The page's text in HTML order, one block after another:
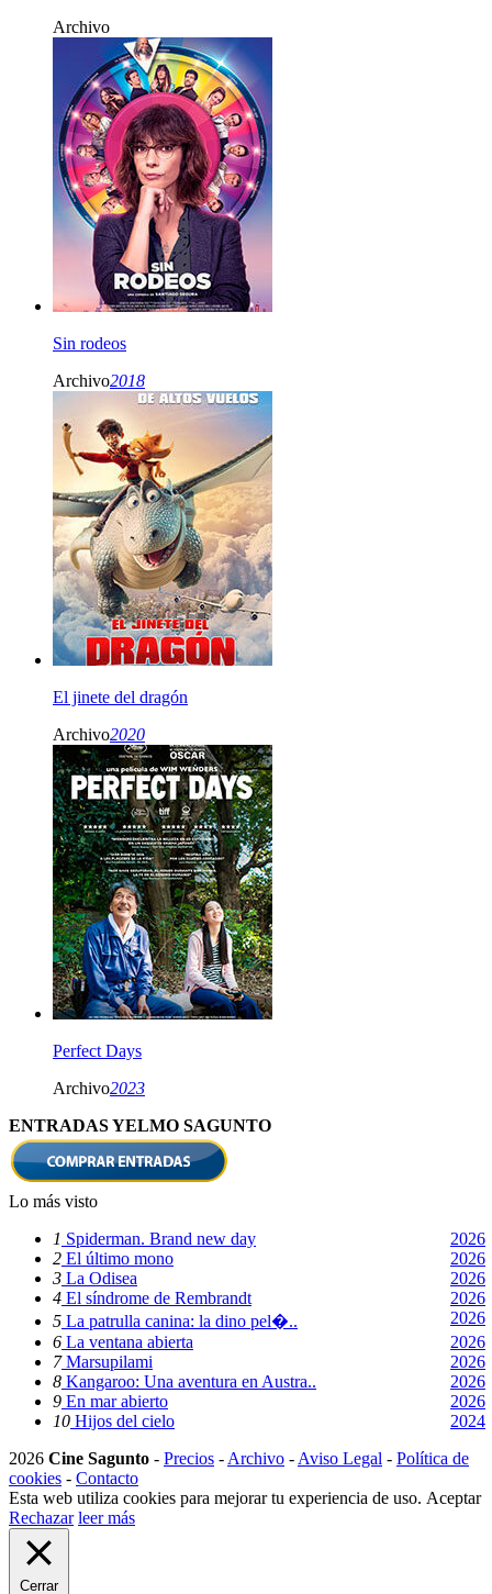
Archivo
Sin rodeos
Archivo2018
El jinete del dragón
Archivo2020
Perfect Days
Archivo2023
ENTRADAS YELMO SAGUNTO
Lo más visto
1 Spiderman. Brand new day
2026
2 El último mono
2026
3 La Odisea
2026
4 El síndrome de Rembrandt
2026
5 La patrulla canina: la dino pel�..
2026
6 La ventana abierta
2026
7Marsupilami
2026
8 Kangaroo: Una aventura en Austra..
2026
9 En mar abierto
2026
10 Hijos del cielo
2024
2026 Cine Sagunto - Precios - Archivo - Aviso Legal - Política de
cookies - Contacto
Esta web utiliza cookies para mejorar tu experiencia de uso. Aceptar
Rechazar leer más
Cerrar